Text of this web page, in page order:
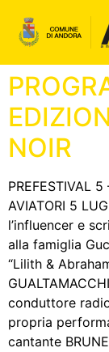
NOIR
PREFESTIVAL
AVIATORI 5
l’influencer e
alla famiglia
“Lilith &
conduttore
propria
cantante